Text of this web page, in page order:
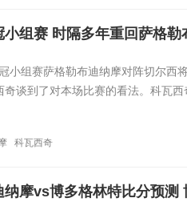
组赛 时隔多年重回萨格勒
小组赛萨格勒布迪纳摩对阵切尔西
奇谈到了对本场比赛的看法。科瓦
科瓦西奇
纳摩vs博多格林特比分预测